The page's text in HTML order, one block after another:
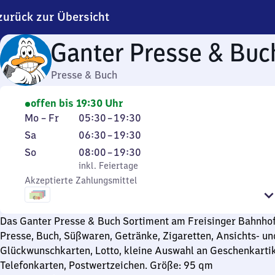
zur Übersicht
Ganter Presse &
Presse & Buch
offen bis 19:30 Uhr
Montag
bis
Freitag
Mo – Fr 05:30–19:30
Von
5
Uhr
30
bis
30
Samstag
Sa 06:30–19:30
Von
6
Uhr
30
Uhr
30
Sonntag
So,
inkl. Feiertage
08:00–19:30
Von
8
Uhr
Uhr
30
inkl. Feiertage
Akzeptierte Zahlungsmittel
Das Ganter Presse & Buch Sortiment am Freisinger
Presse, Buch, Süßwaren, Getränke, Zigaretten, Ansichts-
Glückwunschkarten, Lotto, kleine Auswahl an
Telefonkarten, Postwertzeichen. Größe: 95 qm